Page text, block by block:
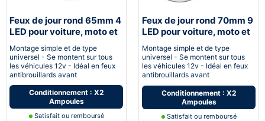
Feux de jour rond 65mm 4
LED pour voiture, moto et
Montage simple et de type
universel - Se montent sur tous
les véhicules 12v - Idéal en feux
antibrouillards avant
Conditionnement : X2
Ampoules
Satisfait ou remboursé
Feux de jour rond 70mm 9
LED pour voiture, moto et
Montage simple et de type
universel - Se montent sur tous
les véhicules 12v - Idéal en feux
antibrouillards avant
Conditionnement : X2
Ampoules
Satisfait ou remboursé